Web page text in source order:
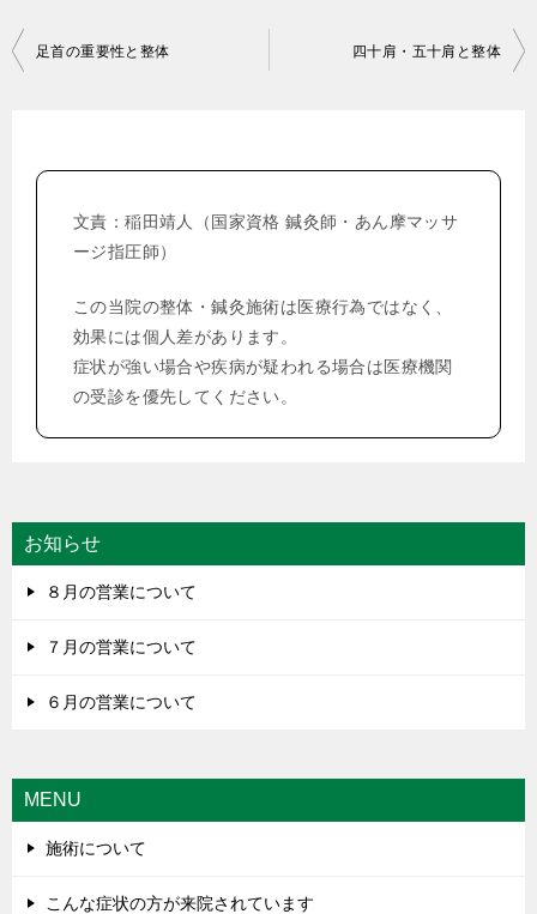
投
足首の重要性と整体 四十肩・五十肩と整体
文責：稲田靖人（国家資格 鍼灸師・あん摩マッサ
ージ指圧師）
この当院の整体・鍼灸施術は医療行為ではなく、
効果には個人差があります。
症状が強い場合や疾病が疑われる場合は医療機関
の受診を優先してください。
お知らせ
８月の営業について
７月の営業について
６月の営業について
MENU
施術について
こんな症状の方が来院されています